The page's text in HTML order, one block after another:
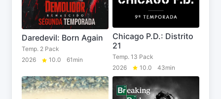
Daredevil: Born Again
Temp. 2 Pack
2026
10.0 61min
Chicago P.D.: Distrito
21
Temp. 13 Pack
2026
10.0 43min